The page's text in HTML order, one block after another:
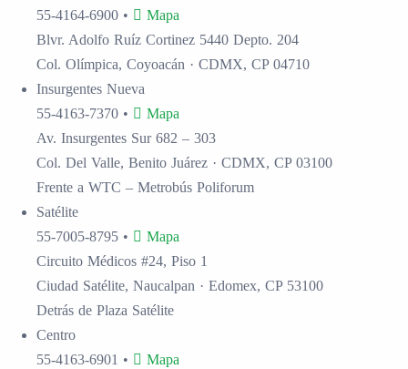
55-4164-6900 •
Mapa
Blvr. Adolfo Ruíz Cortinez 5440 Depto. 204
Col. Olímpica, Coyoacán · CDMX, CP 04710
Insurgentes Nueva
55-4163-7370 •
Mapa
Av. Insurgentes Sur 682 – 303
Col. Del Valle, Benito Juárez · CDMX, CP 03100
Frente a WTC – Metrobús Poliforum
Satélite
55-7005-8795 •
Mapa
Circuito Médicos #24, Piso 1
Ciudad Satélite, Naucalpan · Edomex, CP 53100
Detrás de Plaza Satélite
Centro
55-4163-6901 •
Mapa